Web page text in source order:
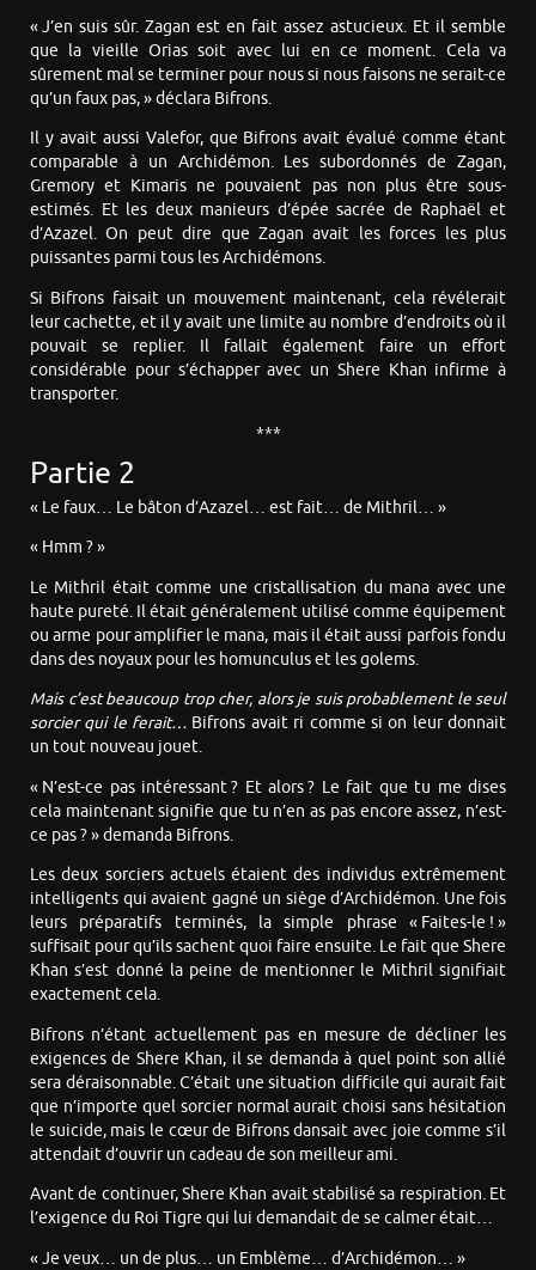
« J’en suis sûr. Zagan est en fait assez astucieux. Et il semble
que la vieille Orias soit avec lui en ce moment. Cela va
sûrement mal se terminer pour nous si nous faisons ne serait-ce
qu’un faux pas, » déclara Bifrons.
Il y avait aussi Valefor, que Bifrons avait évalué comme étant
comparable à un Archidémon. Les subordonnés de Zagan,
Gremory et Kimaris ne pouvaient pas non plus être sous-
estimés. Et les deux manieurs d’épée sacrée de Raphaël et
d’Azazel. On peut dire que Zagan avait les forces les plus
puissantes parmi tous les Archidémons.
Si Bifrons faisait un mouvement maintenant, cela révélerait
leur cachette, et il y avait une limite au nombre d’endroits où il
pouvait se replier. Il fallait également faire un effort
considérable pour s’échapper avec un Shere Khan infirme à
transporter.
***
Partie 2
« Le faux… Le bâton d’Azazel… est fait… de Mithril… »
« Hmm ? »
Le Mithril était comme une cristallisation du mana avec une
haute pureté. Il était généralement utilisé comme équipement
ou arme pour amplifier le mana, mais il était aussi parfois fondu
dans des noyaux pour les homunculus et les golems.
Mais c’est beaucoup trop cher, alors je suis probablement le seul
sorcier qui le ferait… Bifrons avait ri comme si on leur donnait
un tout nouveau jouet.
« N’est-ce pas intéressant ? Et alors ? Le fait que tu me dises
cela maintenant signifie que tu n’en as pas encore assez, n’est-
ce pas ? » demanda Bifrons.
Les deux sorciers actuels étaient des individus extrêmement
intelligents qui avaient gagné un siège d’Archidémon. Une fois
leurs préparatifs terminés, la simple phrase « Faites-le ! »
suffisait pour qu’ils sachent quoi faire ensuite. Le fait que Shere
Khan s’est donné la peine de mentionner le Mithril signifiait
exactement cela.
Bifrons n’étant actuellement pas en mesure de décliner les
exigences de Shere Khan, il se demanda à quel point son allié
sera déraisonnable. C’était une situation difficile qui aurait fait
que n’importe quel sorcier normal aurait choisi sans hésitation
le suicide, mais le cœur de Bifrons dansait avec joie comme s’il
attendait d’ouvrir un cadeau de son meilleur ami.
Avant de continuer, Shere Khan avait stabilisé sa respiration. Et
l’exigence du Roi Tigre qui lui demandait de se calmer était…
« Je veux… un de plus… un Emblème… d’Archidémon… »